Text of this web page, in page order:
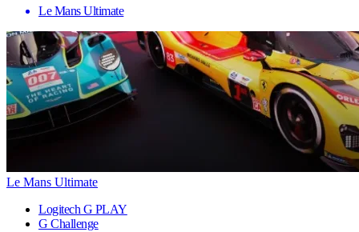
Le Mans Ultimate
Le Mans Ultimate
Logitech G PLAY
G Challenge